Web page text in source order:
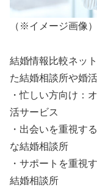
（※イメージ画像）
結婚情報比較ネッ
た結婚相談所や婚
・忙しい方向け：
活サービス
・出会いを重視す
な結婚相談所
・サポートを重視
結婚相談所